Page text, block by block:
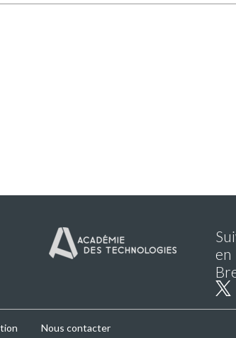
en
Nous contacter